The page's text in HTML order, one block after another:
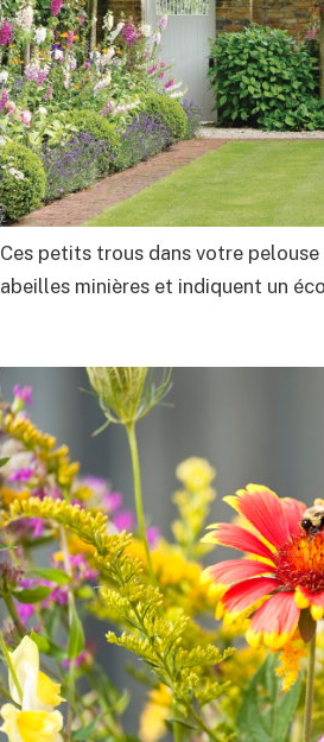
Ces petits trous dans votre
abeilles minières et indiquent un